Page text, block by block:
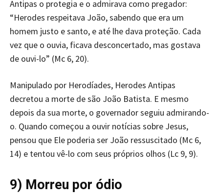
Antipas o protegia e o admirava como pregador:
“Herodes respeitava João, sabendo que era um
homem justo e santo, e até lhe dava proteção. Cada
vez que o ouvia, ficava desconcertado, mas gostava
de ouvi-lo” (Mc 6, 20).
Manipulado por Herodíades, Herodes Antipas
decretou a morte de são João Batista. E mesmo
depois da sua morte, o governador seguiu admirando-
o. Quando começou a ouvir notícias sobre Jesus,
pensou que Ele poderia ser João ressuscitado (Mc 6,
14) e tentou vê-lo com seus próprios olhos (Lc 9, 9).
9) Morreu por ódio